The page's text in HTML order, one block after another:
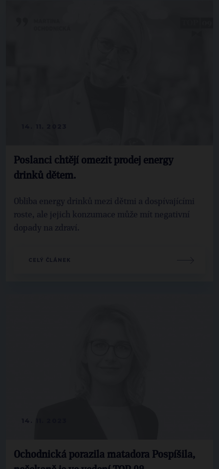
Poslanci chtějí omezit prodej energy
drinků dětem.
Obliba energy drinků mezi dětmi a dospívajícími
roste, ale jejich konzumace může mít negativní
dopady na zdraví.
CELÝ ČLÁNEK
Ochodnická porazila matadora Pospíšila,